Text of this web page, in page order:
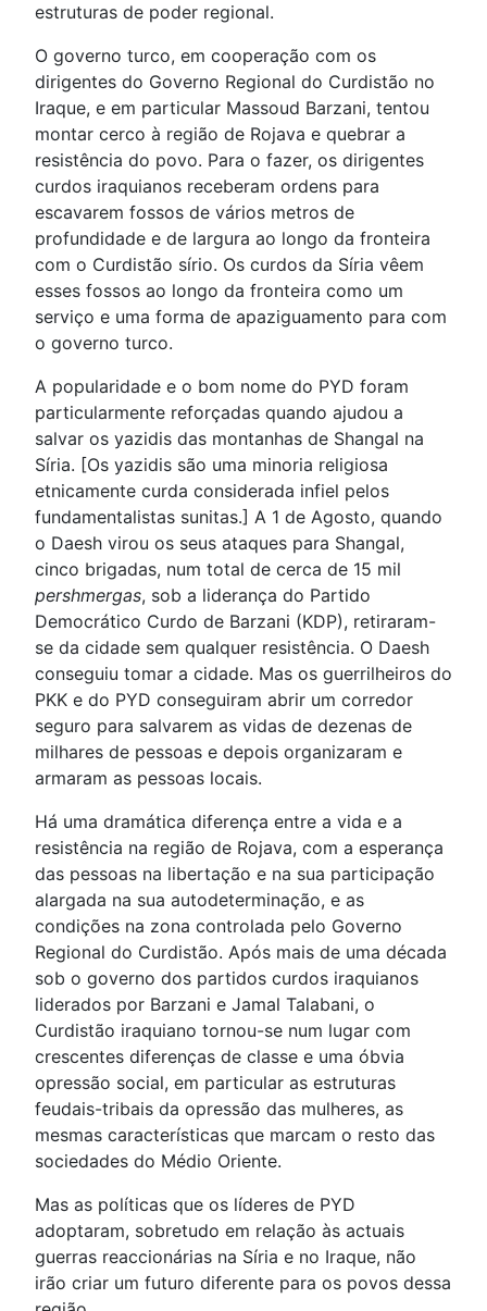
estruturas de poder regional.
O governo turco, em cooperação com os
dirigentes do Governo Regional do Curdistão no
Iraque, e em particular Massoud Barzani, tentou
montar cerco à região de Rojava e quebrar a
resistência do povo. Para o fazer, os dirigentes
curdos iraquianos receberam ordens para
escavarem fossos de vários metros de
profundidade e de largura ao longo da fronteira
com o Curdistão sírio. Os curdos da Síria vêem
esses fossos ao longo da fronteira como um
serviço e uma forma de apaziguamento para com
o governo turco.
A popularidade e o bom nome do PYD foram
particularmente reforçadas quando ajudou a
salvar os yazidis das montanhas de Shangal na
Síria. [Os yazidis são uma minoria religiosa
etnicamente curda considerada infiel pelos
fundamentalistas sunitas.] A 1 de Agosto, quando
o Daesh virou os seus ataques para Shangal,
cinco brigadas, num total de cerca de 15 mil
pershmergas, sob a liderança do Partido
Democrático Curdo de Barzani (KDP), retiraram-
se da cidade sem qualquer resistência. O Daesh
conseguiu tomar a cidade. Mas os guerrilheiros do
PKK e do PYD conseguiram abrir um corredor
seguro para salvarem as vidas de dezenas de
milhares de pessoas e depois organizaram e
armaram as pessoas locais.
Há uma dramática diferença entre a vida e a
resistência na região de Rojava, com a esperança
das pessoas na libertação e na sua participação
alargada na sua autodeterminação, e as
condições na zona controlada pelo Governo
Regional do Curdistão. Após mais de uma década
sob o governo dos partidos curdos iraquianos
liderados por Barzani e Jamal Talabani, o
Curdistão iraquiano tornou-se num lugar com
crescentes diferenças de classe e uma óbvia
opressão social, em particular as estruturas
feudais-tribais da opressão das mulheres, as
mesmas características que marcam o resto das
sociedades do Médio Oriente.
Mas as políticas que os líderes de PYD
adoptaram, sobretudo em relação às actuais
guerras reaccionárias na Síria e no Iraque, não
irão criar um futuro diferente para os povos dessa